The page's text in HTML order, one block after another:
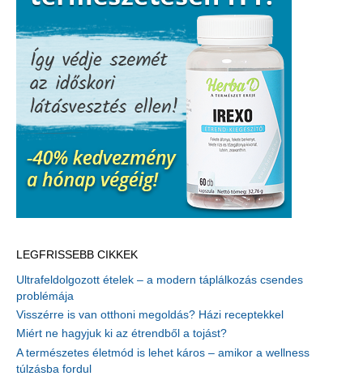
LEGFRISSEBB CIKKEK
Ultrafeldolgozott ételek – a modern táplálkozás csendes
problémája
Visszérre is van otthoni megoldás? Házi receptekkel
Miért ne hagyjuk ki az étrendből a tojást?
A természetes életmód is lehet káros – amikor a wellness
túlzásba fordul